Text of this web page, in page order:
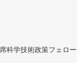
学技術政策フェロー